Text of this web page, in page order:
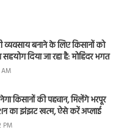
व्यवसाय बनाने के लिए किसानों को
दिया जा रहा है: मोहिंदर भगत
AM
किसानों की पहचान, मिलेंगे भरपूर
का झंझट खत्म, ऐसे करें अप्लाई
PM